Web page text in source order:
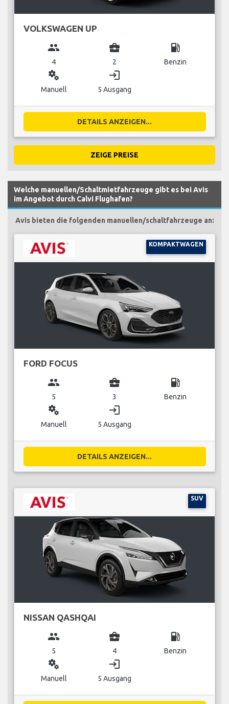
VOLKSWAGEN UP
group
4
business_center
2
local_gas_station
Benzin
miscellaneous_services
Manuell
login
5 Ausgang
DETAILS ANZEIGEN...
ZEIGE PREISE
Welche manuellen/Schaltmietfahrzeuge gibt es bei Avis
im Angebot durch Calvi Flughafen?
Avis bieten die folgenden manuellen/schaltfahrzeuge an:
KOMPAKTWAGEN
FORD FOCUS
group
5
business_center
3
local_gas_station
Benzin
miscellaneous_services
Manuell
login
5 Ausgang
DETAILS ANZEIGEN...
SUV
NISSAN QASHQAI
group
5
business_center
4
local_gas_station
Benzin
miscellaneous_services
Manuell
login
5 Ausgang